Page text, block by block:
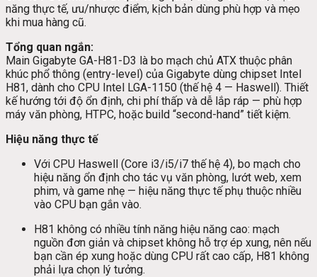
năng thực tế, ưu/nhược điểm, kịch bản dùng phù hợp và mẹo
khi mua hàng cũ.
Tổng quan ngắn:
Main Gigabyte GA-H81-D3 là bo mạch chủ ATX thuộc phân
khúc phổ thông (entry-level) của Gigabyte dùng chipset Intel
H81, dành cho CPU Intel LGA-1150 (thế hệ 4 — Haswell). Thiết
kế hướng tới độ ổn định, chi phí thấp và dễ lắp ráp — phù hợp
máy văn phòng, HTPC, hoặc build “second-hand” tiết kiệm.
Hiệu năng thực tế
Với CPU Haswell (Core i3/i5/i7 thế hệ 4), bo mạch cho
hiệu năng ổn định cho tác vụ văn phòng, lướt web, xem
phim, và game nhẹ — hiệu năng thực tế phụ thuộc nhiều
vào CPU bạn gắn vào.
H81 không có nhiều tính năng hiệu năng cao: mạch
nguồn đơn giản và chipset không hỗ trợ ép xung, nên nếu
bạn cần ép xung hoặc dùng CPU rất cao cấp, H81 không
phải lựa chọn lý tưởng.